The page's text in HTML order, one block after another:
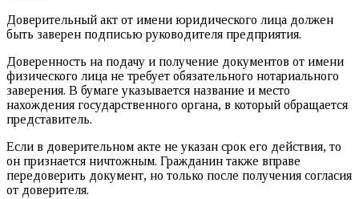
Доверительный акт от имени юридического лица должен
быть заверен подписью руководителя предприятия.
Доверенность на подачу и получение документов от имени
физического лица не требует обязательного нотариального
заверения. В бумаге указывается название и место
нахождения государственного органа, в который обращается
представитель.
Если в доверительном акте не указан срок его действия, то
он признается ничтожным. Гражданин также вправе
передоверить документ, но только после получения согласия
от доверителя.